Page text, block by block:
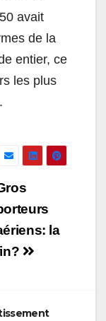
avait
de la
entier, ce
les plus
la